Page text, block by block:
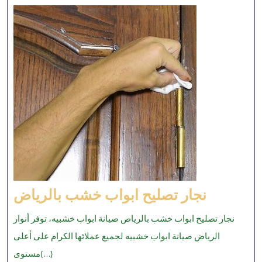
نجار تصليح ابواب خشب بالرياض
تصليح
ابواب
خشب
نجار تصليح ابواب خشب بالرياص صيانة ابواب خشبيه، توفر أنوار
الرياض صيانة ابواب خشبيه لجميع عملائها الكرام على أعلى
مستوى{...}